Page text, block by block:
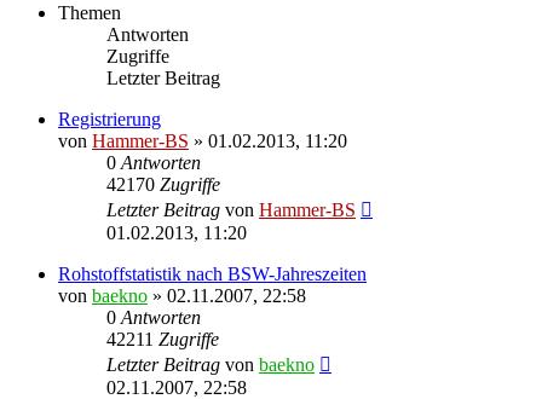
Themen
Antworten
Zugriffe
Letzter Beitrag
Registrierung
von Hammer-BS » 01.02.2013, 11:20
0 Antworten
42170 Zugriffe
Letzter Beitrag von Hammer-BS
01.02.2013, 11:20
Rohstoffstatistik nach BSW-Jahreszeiten
von baekno » 02.11.2007, 22:58
0 Antworten
42211 Zugriffe
Letzter Beitrag von baekno
02.11.2007, 22:58